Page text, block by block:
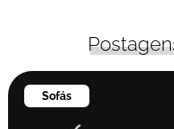
Sofás